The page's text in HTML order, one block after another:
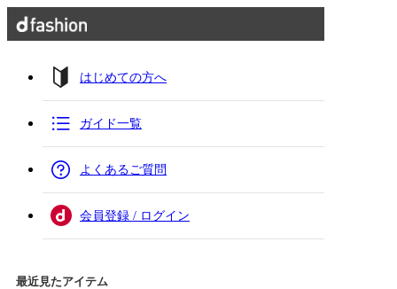
はじめての方へ
ガイド一覧
よくあるご質問
会員登録 / ログイン
最近見たアイテム